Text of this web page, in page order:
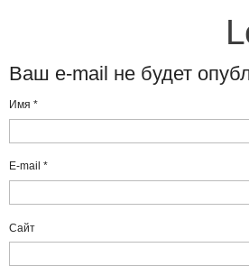
Ваш e-mail не будет
Имя *
E-mail *
Сайт